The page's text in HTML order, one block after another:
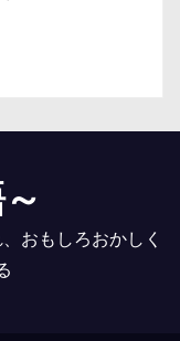
おもしろおかしく